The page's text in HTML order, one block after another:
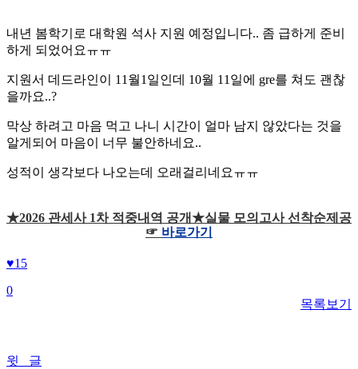
내년 봄학기로 대학원 석사 지원 예정입니다.. 좀 급하게 준비
하게 되었어요ㅠㅠ
지원서 데드라인이 11월1일인데 10월 11일에 gre를 쳐도 괜찮
을까요..?
막상 하려고 마음 먹고 나니 시간이 얼마 남지 않았다는 것을
알게되어 마음이 너무 불안하네요..
성적이 생각보다 나오는데 오래걸리네요ㅠㅠ
★2026 관세사 1차 적중내역 공개★실물 모의고사 선착순제공
☞ 바로가기
♥15
목록보기
0
윗 글